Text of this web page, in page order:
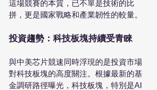
這場競賽的本質，已不單是技術的比
拼，更是國家戰略和產業韌性的較量。
投資趨勢：科技板塊持續受青睞
與中美芯片競速同時浮現的是投資市場
對科技板塊的高度關注。根據最新的基
金調研路徑曝光，科技板塊，特別是AI